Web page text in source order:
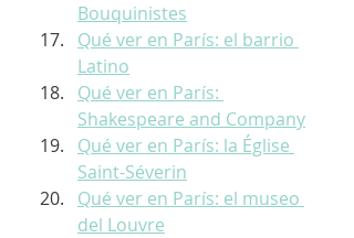
Bouquinistes
Qué ver en París: el barrio
Latino
Qué ver en París:
Shakespeare and Company
Qué ver en París: la Église
Saint-Séverin
Qué ver en París: el museo
del Louvre